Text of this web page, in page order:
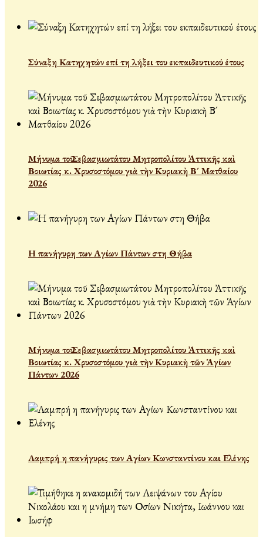
Σύναξη Κατηχητών επί τη λήξει του εκπαιδευτικού έτους
Μήνυμα τοῦ Σεβασμιωτάτου Μητροπολίτου Ἀττικῆς καὶ
Βοιωτίας κ. Χρυσοστόμου γιὰ τὴν Κυριακὴ Β´ Ματθαίου
2026
Η πανήγυρη των Αγίων Πάντων στη Θήβα
Μήνυμα τοῦ Σεβασμιωτάτου Μητροπολίτου Ἀττικῆς καὶ
Βοιωτίας κ. Χρυσοστόμου γιὰ τὴν Κυριακὴ τῶν Ἁγίων
Πάντων 2026
Λαμπρή η πανήγυρις των Αγίων Κωνσταντίνου και Ελένης